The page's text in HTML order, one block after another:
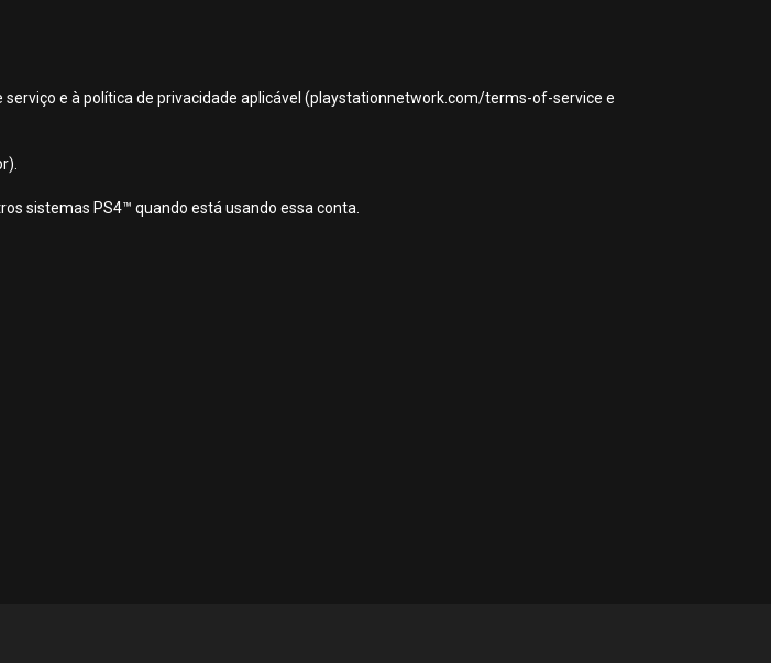
e à política de privacidade aplicável (playstationnetwork.com/terms-of-service e
sistemas PS4™ quando está usando essa conta.